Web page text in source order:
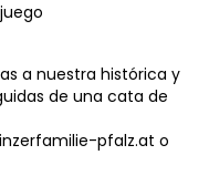
a nuestra histórica y
de una cata de
pfalz.at o